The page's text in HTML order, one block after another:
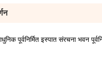
पूर्वनिर्मित इस्पात संरचना भवन